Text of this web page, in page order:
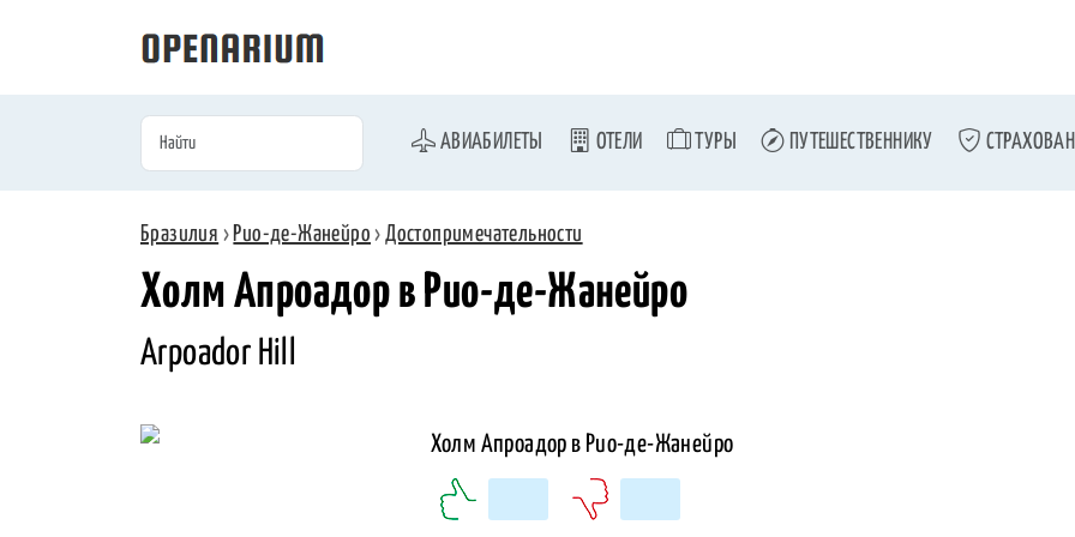
АВИАБИЛЕТЫ ОТЕЛИ ТУРЫ ПУТЕШЕСТВЕННИКУ
Бразилия › Рио-де-Жанейро ›Достопримечательности
Холм Апроадор в Рио-де-Жанейро
Arpoador Hill